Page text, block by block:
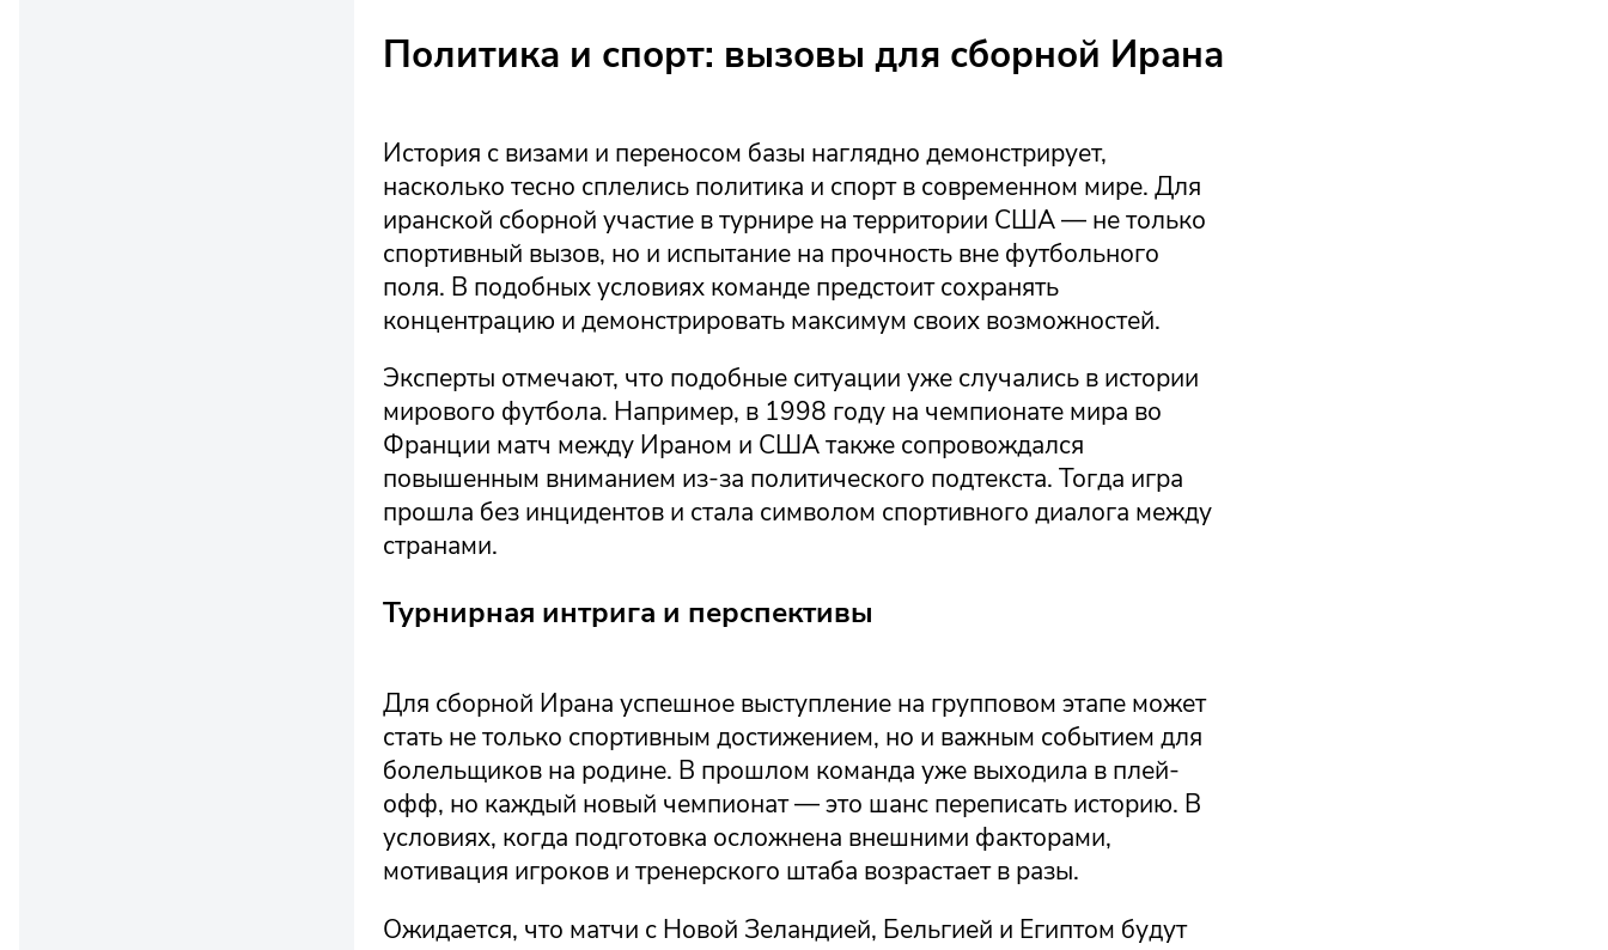
Политика и спорт: вызовы для сборной Ирана
История с визами и переносом базы наглядно демонстрирует,
насколько тесно сплелись политика и спорт в современном мире. Для
иранской сборной участие в турнире на территории США — не только
спортивный вызов, но и испытание на прочность вне футбольного
поля. В подобных условиях команде предстоит сохранять
концентрацию и демонстрировать максимум своих возможностей.
Эксперты отмечают, что подобные ситуации уже случались в истории
мирового футбола. Например, в 1998 году на чемпионате мира во
Франции матч между Ираном и США также сопровождался
повышенным вниманием из-за политического подтекста. Тогда игра
прошла без инцидентов и стала символом спортивного диалога между
странами.
Турнирная интрига и перспективы
Для сборной Ирана успешное выступление на групповом этапе может
стать не только спортивным достижением, но и важным событием для
болельщиков на родине. В прошлом команда уже выходила в плей-
офф, но каждый новый чемпионат — это шанс переписать историю. В
условиях, когда подготовка осложнена внешними факторами,
мотивация игроков и тренерского штаба возрастает в разы.
Ожидается, что матчи с Новой Зеландией, Бельгией и Египтом будут